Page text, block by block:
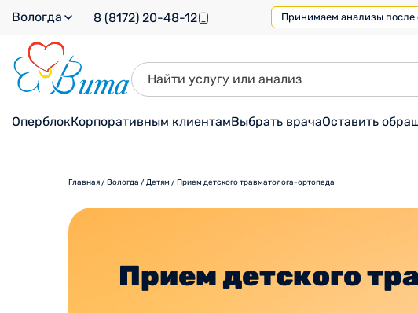
Вологда 8 (8172) 20-48-12 Принимаем анализы после
ОперблокКорпоративным клиентамВыбрать врачаОставить
Главная/Вологда /Детям /Прием детского травматолога-ортопеда
Прием детского